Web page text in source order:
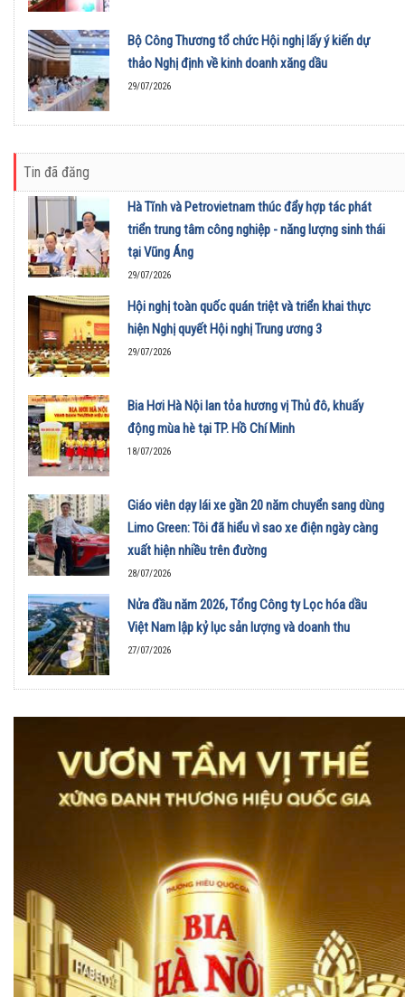
Bộ Công Thương tổ chức Hội nghị lấy ý kiến dự
thảo Nghị định về kinh doanh xăng dầu
29/07/2026
Tin đã đăng
Hà Tĩnh và Petrovietnam thúc đẩy hợp tác phát
triển trung tâm công nghiệp - năng lượng sinh thái
tại Vũng Áng
29/07/2026
Hội nghị toàn quốc quán triệt và triển khai thực
hiện Nghị quyết Hội nghị Trung ương 3
29/07/2026
Bia Hơi Hà Nội lan tỏa hương vị Thủ đô, khuấy
động mùa hè tại TP. Hồ Chí Minh
18/07/2026
Giáo viên dạy lái xe gần 20 năm chuyển sang dùng
Limo Green: Tôi đã hiểu vì sao xe điện ngày càng
xuất hiện nhiều trên đường
28/07/2026
Nửa đầu năm 2026, Tổng Công ty Lọc hóa dầu
Việt Nam lập kỷ lục sản lượng và doanh thu
27/07/2026